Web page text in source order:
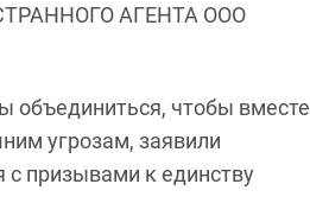
АГЕНТА ООО
чтобы вместе
угрозам, заявили
с призывами к единству